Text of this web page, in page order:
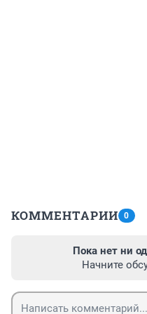
КОММЕНТАРИИ 0
Пока нет ни
Начните